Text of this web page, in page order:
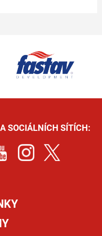
SOCIÁLNÍCH SÍTÍCH: